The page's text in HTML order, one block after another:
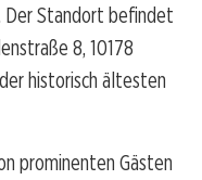
Der Standort befindet
8, 10178
historisch ältesten
prominenten Gästen